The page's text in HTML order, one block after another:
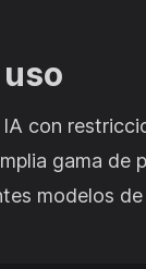
con
gama de
modelos